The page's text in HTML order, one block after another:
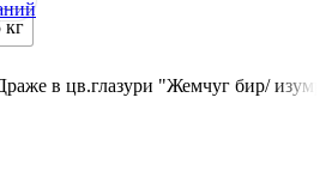
кг
в цв.глазури "Жемчуг бир/